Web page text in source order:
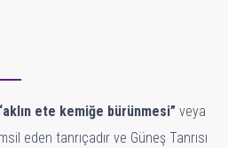
ete kemiğe bürünmesi” veya
eden tanrıçadır ve Güneş Tanrısı